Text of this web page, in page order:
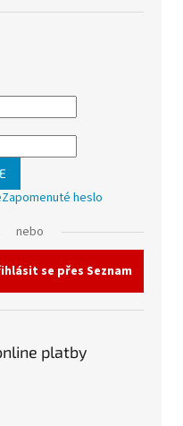
Zapomenuté heslo
nebo
se přes Seznam
platby